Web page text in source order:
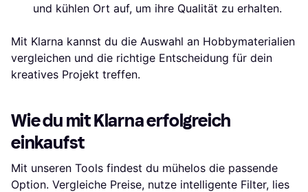
und kühlen Ort auf, um ihre Qualität zu erhalten.
Mit Klarna kannst du die Auswahl an Hobbymaterialien
vergleichen und die richtige Entscheidung für dein
kreatives Projekt treffen.
Wie du mit Klarna erfolgreich
einkaufst
Mit unseren Tools findest du mühelos die passende
Option. Vergleiche Preise, nutze intelligente Filter, lies